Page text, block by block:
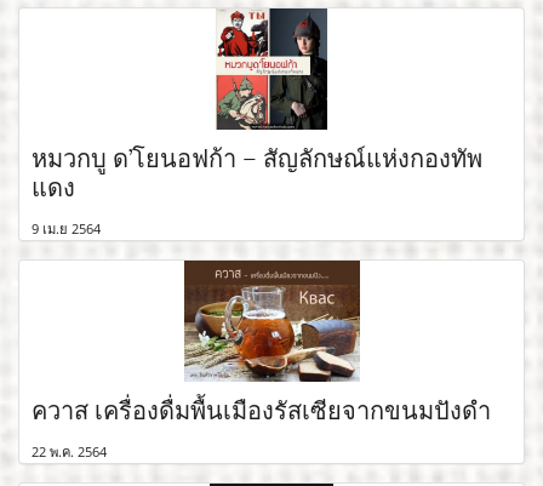
หมวกบู ด’โยนอฟก้า – สัญลักษณ์แห่งกองทัพ
แดง
9 เม.ย 2564
ควาส เครื่องดื่มพื้นเมืองรัสเซียจากขนมปังดำ
22 พ.ค. 2564